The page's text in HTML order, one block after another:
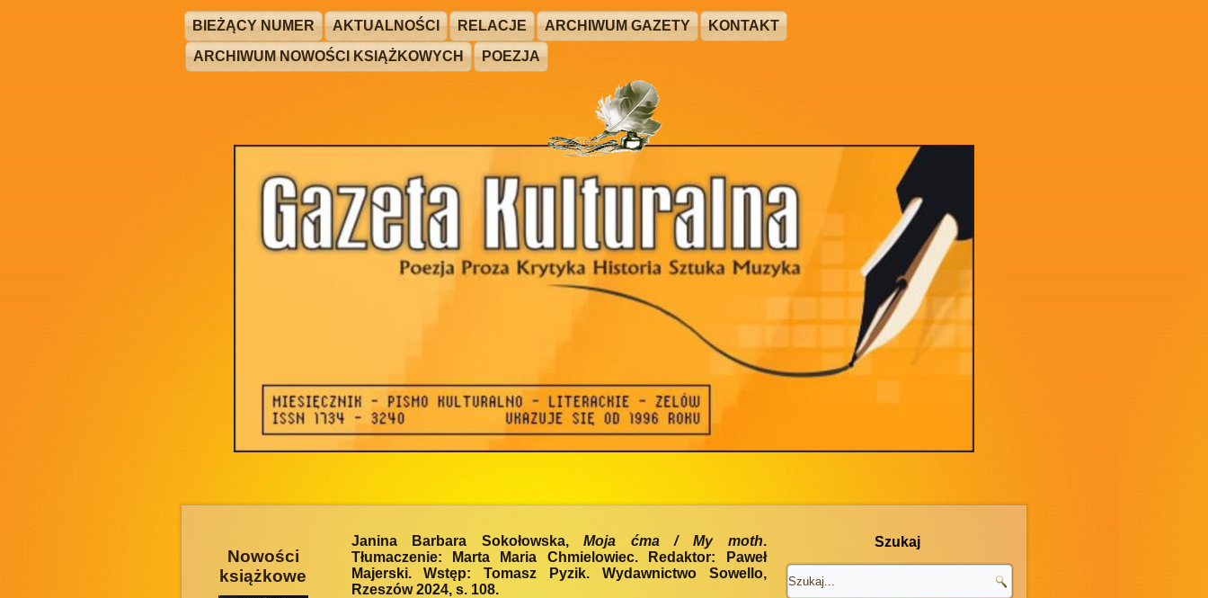
BIEŻĄCY NUMER AKTUALNOŚCI RELACJE ARCHIWUM GAZETY
KONTAKT
ARCHIWUM NOWOŚCI KSIĄŻKOWYCH
POEZJA
Nowości
książkowe
Janina Barbara Sokołowska,Moja ćma / My moth.
Tłumaczenie: Marta Maria Chmielowiec. Redaktor: Paweł
Majerski. Wstęp: Tomasz Pyzik. Wydawnictwo Sowello,
Rzeszów 2024, s. 108.
Szukaj